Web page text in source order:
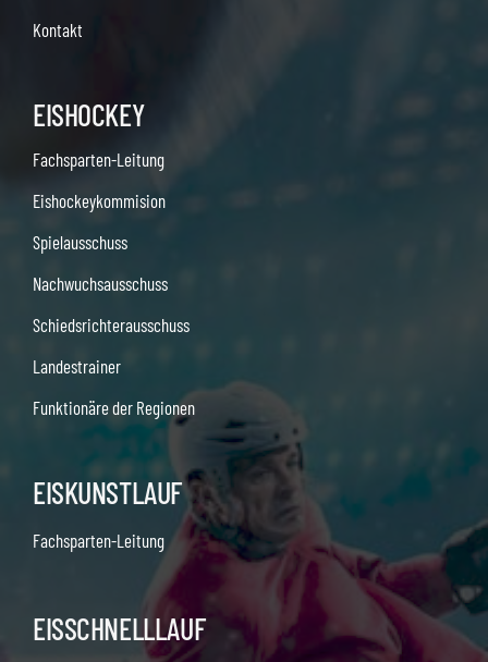
Kontakt
EISHOCKEY
Fachsparten-Leitung
Eishockeykommision
Spielausschuss
Nachwuchsausschuss
Schiedsrichterausschuss
Landestrainer
Funktionäre der Regionen
EISKUNSTLAUF
Fachsparten-Leitung
EISSCHNELLLAUF